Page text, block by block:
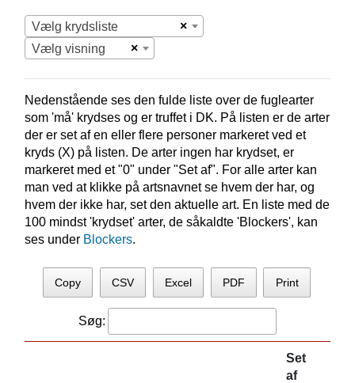
×
Vælg krydsliste
×
Vælg visning
Nedenstående ses den fulde liste over de fuglearter
som 'må' krydses og er truffet i DK. På listen er de arter
der er set af en eller flere personer markeret ved et
kryds (X) på listen. De arter ingen har krydset, er
markeret med et "0" under "Set af". For alle arter kan
man ved at klikke på artsnavnet se hvem der har, og
hvem der ikke har, set den aktuelle art. En liste med de
100 mindst 'krydset' arter, de såkaldte 'Blockers', kan
ses under Blockers.
Copy CSV Excel PDF Print
Søg:
Set
af